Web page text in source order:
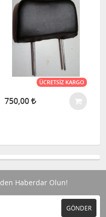
ÜCRETSIZ KARGO
750,00
Haberdar Olun!
GÖNDER